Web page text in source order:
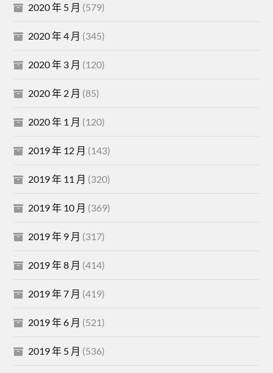
2020 年 5 月 (579)
2020 年 4 月 (345)
2020 年 3 月 (120)
2020 年 2 月 (85)
2020 年 1 月 (120)
2019 年 12 月 (143)
2019 年 11 月 (320)
2019 年 10 月 (369)
2019 年 9 月 (317)
2019 年 8 月 (414)
2019 年 7 月 (419)
2019 年 6 月 (521)
2019 年 5 月 (536)